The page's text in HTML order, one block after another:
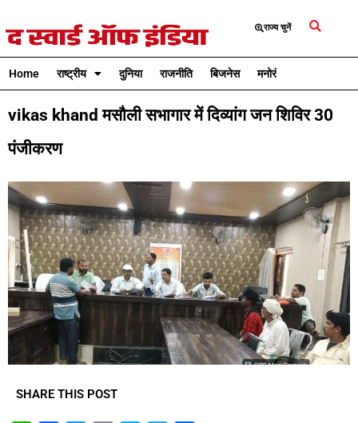
राज्य चुनें
Home राष्ट्रीय दुनिया राजनीति बिजनेस मनोरंजन
vikas khand मसौली सभागार में दिव्यांग जन शिविर 30
पंजीकरण
SHARE THIS POST